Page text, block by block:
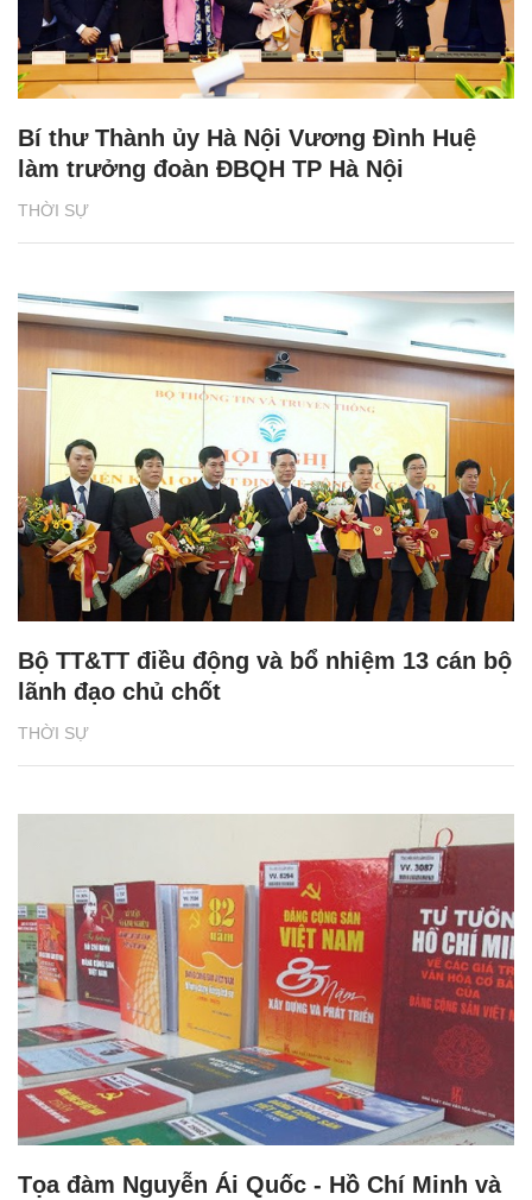
THỜI SỰ
Bí thư Thành ủy Hà Nội Vương Đình Huệ
làm trưởng đoàn ĐBQH TP Hà Nội
THỜI SỰ
Bộ TT&TT điều động và bổ nhiệm 13 cán bộ
lãnh đạo chủ chốt
Tọa đàm Nguyễn Ái Quốc - Hồ Chí Minh và